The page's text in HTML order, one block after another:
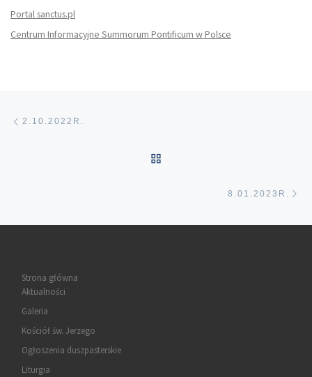
Portal sanctus.pl
Centrum Informacyjne Summorum Pontificum w Polsce
2.10.2022R.
8.01.2023R.
Strona główna
Aktualności
Galeria
Kościół św. Jerzego
Ogłoszenia duszpasterskie
Liturgia